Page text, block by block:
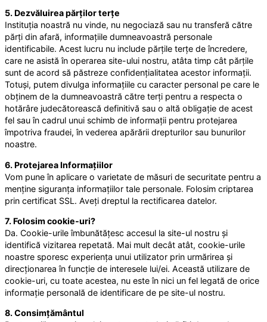
5. Dezvăluirea părților terțe
Instituția noastră nu vinde, nu negociază sau nu transferă către
părți din afară, informațiile dumneavoastră personale
identificabile. Acest lucru nu include părțile terțe de încredere,
care ne asistă în operarea site-ului nostru, atâta timp cât părțile
sunt de acord să păstreze confidențialitatea acestor informații.
Totuși, putem divulga informațiile cu caracter personal pe care le
obținem de la dumneavoastră către terți pentru a respecta o
hotărâre judecătorească definitivă sau o altă obligație de acest
fel sau în cadrul unui schimb de informații pentru protejarea
împotriva fraudei, în vederea apărării drepturilor sau bunurilor
noastre.
6. Protejarea Informațiilor
Vom pune în aplicare o varietate de măsuri de securitate pentru a
menține siguranța informațiilor tale personale. Folosim criptarea
prin certificat SSL. Aveți dreptul la rectificarea datelor.
7. Folosim cookie-uri?
Da. Cookie-urile îmbunătățesc accesul la site-ul nostru și
identifică vizitarea repetată. Mai mult decât atât, cookie-urile
noastre sporesc experiența unui utilizator prin urmărirea și
direcționarea în funcție de interesele lui/ei. Această utilizare de
cookie-uri, cu toate acestea, nu este în nici un fel legată de orice
informație personală de identificare de pe site-ul nostru.
8. Consimțământul